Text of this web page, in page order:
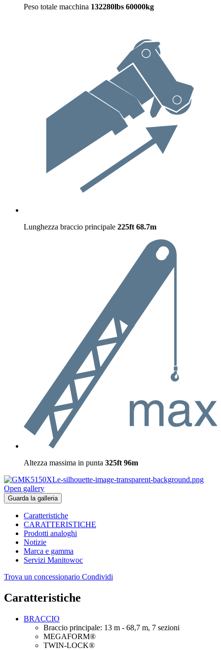
Peso totale macchina 132280lbs 60000kg
Lunghezza braccio principale 225ft 68.7m
Altezza massima in punta 325ft 96m
Open gallery
Guarda la galleria
Caratteristiche
CARATTERISTICHE
Prodotti analoghi
Notizie
Marca e gamma
Servizi Manitowoc
Trova un concessionario Condividi
Caratteristiche
BRACCIO
Braccio principale: 13 m - 68,7 m, 7 sezioni
MEGAFORM®
TWIN-LOCK®